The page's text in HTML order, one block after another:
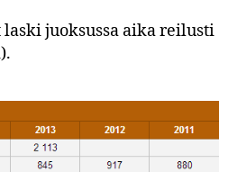
juoksussa aika reilusti